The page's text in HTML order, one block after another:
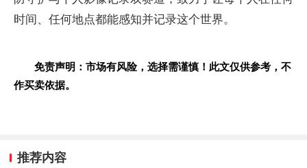
时间、任何地点都能感知并记录这个世界。
免责声明：市场有风险，选择需谨慎！此文仅供参考，不
作买卖依据。
推荐内容